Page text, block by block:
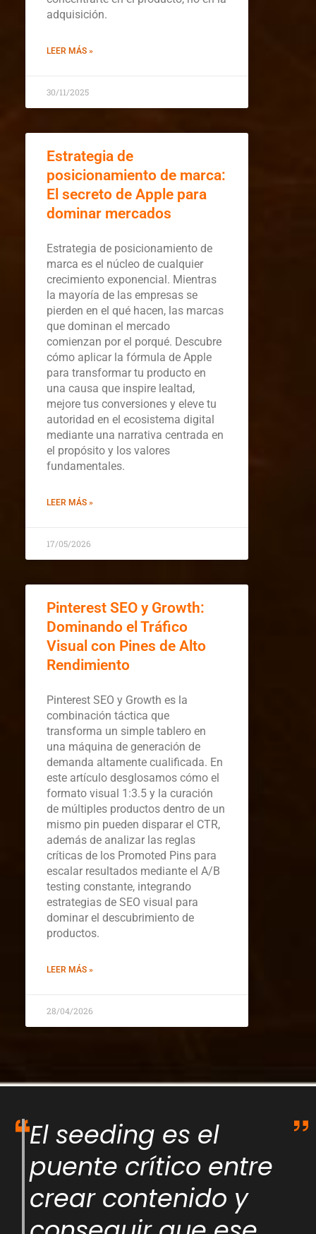
adquisición.
LEER MÁS »
30/11/2025
Estrategia de
posicionamiento de marca:
El secreto de Apple para
dominar mercados
Estrategia de posicionamiento de
marca es el núcleo de cualquier
crecimiento exponencial. Mientras
la mayoría de las empresas se
pierden en el qué hacen, las marcas
que dominan el mercado
comienzan por el porqué. Descubre
cómo aplicar la fórmula de Apple
para transformar tu producto en
una causa que inspire lealtad,
mejore tus conversiones y eleve tu
autoridad en el ecosistema digital
mediante una narrativa centrada en
el propósito y los valores
fundamentales.
LEER MÁS »
17/05/2026
Pinterest SEO y Growth:
Dominando el Tráfico
Visual con Pines de Alto
Rendimiento
Pinterest SEO y Growth es la
combinación táctica que
transforma un simple tablero en
una máquina de generación de
demanda altamente cualificada. En
este artículo desglosamos cómo el
formato visual 1:3.5 y la curación
de múltiples productos dentro de un
mismo pin pueden disparar el CTR,
además de analizar las reglas
críticas de los Promoted Pins para
escalar resultados mediante el A/B
testing constante, integrando
estrategias de SEO visual para
dominar el descubrimiento de
productos.
LEER MÁS »
28/04/2026
El seeding es el
puente crítico entre
crear contenido y